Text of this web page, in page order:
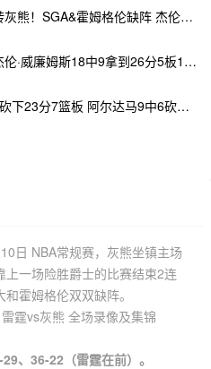
霍姆格伦缺阵 杰伦威26+10 JJJ23+7
姆斯18中9拿到26分5板10助 罚球10中8
分7篮板 阿尔达马9中6砍下15+7+7
日 NBA常规赛，灰熊坐镇主场
一场险胜爵士的比赛结束2连
霍姆格伦双双缺阵。
、36-22（雷霆在前）。